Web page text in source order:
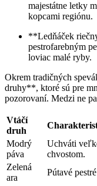
majestátne ‍letky
⁣kopcami regiónu.
**Ledňáček
⁤pestrofarebným
loviac malé ryby.
Okrem​ tradičných
druhy**, ktoré⁢ sú pre
⁣pozorovaní. Medzi ⁢ne
Vtáčí⁢
druh
Modrý
páva
Uchváti
chvostom.
Zelená⁣
ara
Pútavé⁢